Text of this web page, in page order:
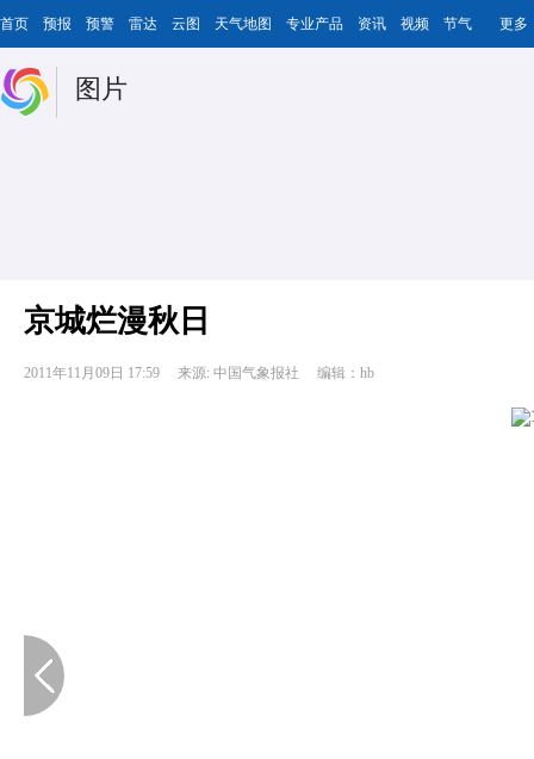
首页 预报 预警 雷达 云图 天气地图 专业产品 资讯 视频 节气 更多
图片
京城烂漫秋日
2011年11月09日 17:59 来源: 中国气象报社 编辑：hb